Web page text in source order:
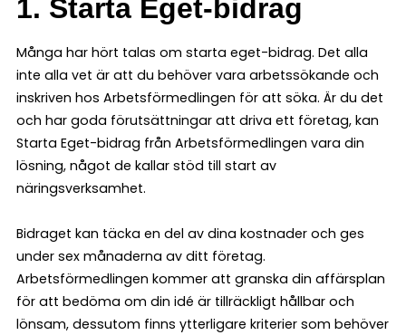
1. Starta Eget-bidrag
Många har hört talas om starta eget-bidrag. Det alla
inte alla vet är att du behöver vara arbetssökande och
inskriven hos Arbetsförmedlingen för att söka. Är du det
och har goda förutsättningar att driva ett företag, kan
Starta Eget-bidrag från Arbetsförmedlingen vara din
lösning, något de kallar stöd till start av
näringsverksamhet.
Bidraget kan täcka en del av dina kostnader och ges
under sex månaderna av ditt företag.
Arbetsförmedlingen kommer att granska din affärsplan
för att bedöma om din idé är tillräckligt hållbar och
lönsam, dessutom finns ytterligare kriterier som behöver